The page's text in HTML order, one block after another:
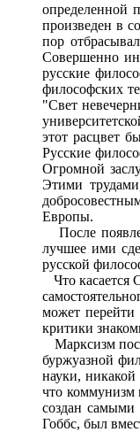
определенной
произведен в
пор
Совершенно
русские
философских
"Свет
этот расцвет
Русские
Огромной
Этими
Европы.
После
лучшее ими
русской
Что касается
может перейти
критики
Марксизм
буржуазной
науки,
что коммунизм
создан
Гоббс, был